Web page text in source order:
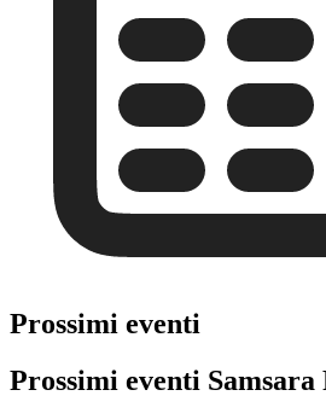
Prossimi eventi
Prossimi eventi Samsara